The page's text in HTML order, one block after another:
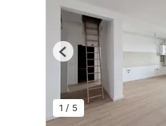
1 / 5
Previous